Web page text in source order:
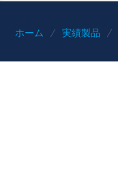
ホーム 実績製品